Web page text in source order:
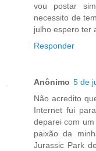
vou postar
necessito de
julho espero ter
Responder
Anônimo 5 de
Não acredito
Internet fui
deparei com
paixão da
Jurassic Park